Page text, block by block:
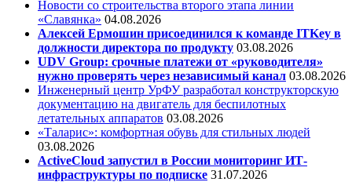
Новости со строительства второго этапа линии
«Славянка» 04.08.2026
Алексей Ермошин присоединился к команде ITKey в
должности директора по продукту 03.08.2026
UDV Group: срочные платежи от «руководителя»
нужно проверять через независимый канал 03.08.2026
Инженерный центр УрФУ разработал конструкторскую
документацию на двигатель для беспилотных
летательных аппаратов 03.08.2026
«Таларис»: комфортная обувь для стильных людей
03.08.2026
ActiveCloud запустил в России мониторинг ИТ-
инфраструктуры по подписке 31.07.2026